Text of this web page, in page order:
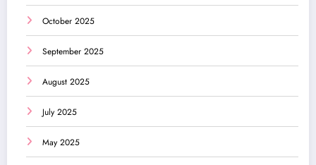
October 2025
September 2025
August 2025
July 2025
May 2025